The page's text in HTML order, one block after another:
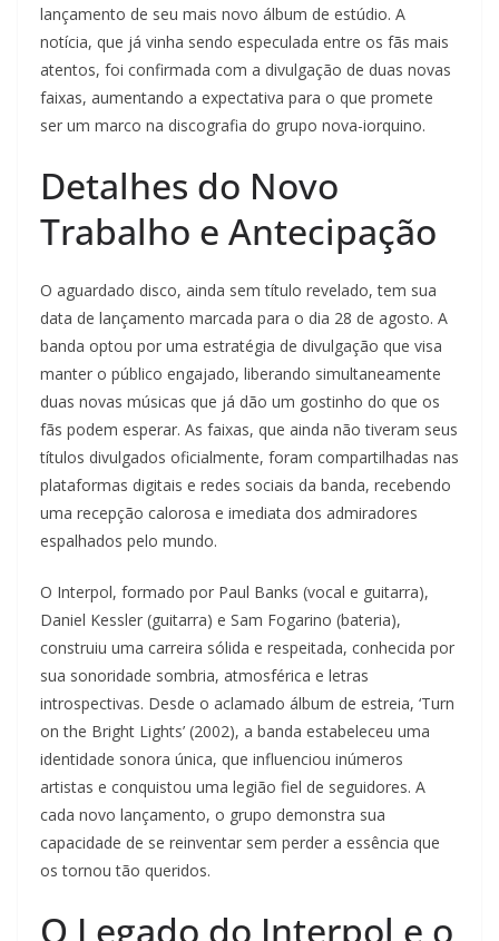
lançamento de seu mais novo álbum de estúdio. A
notícia, que já vinha sendo especulada entre os fãs mais
atentos, foi confirmada com a divulgação de duas novas
faixas, aumentando a expectativa para o que promete
ser um marco na discografia do grupo nova-iorquino.
Detalhes do Novo
Trabalho e Antecipação
O aguardado disco, ainda sem título revelado, tem sua
data de lançamento marcada para o dia 28 de agosto. A
banda optou por uma estratégia de divulgação que visa
manter o público engajado, liberando simultaneamente
duas novas músicas que já dão um gostinho do que os
fãs podem esperar. As faixas, que ainda não tiveram seus
títulos divulgados oficialmente, foram compartilhadas nas
plataformas digitais e redes sociais da banda, recebendo
uma recepção calorosa e imediata dos admiradores
espalhados pelo mundo.
O Interpol, formado por Paul Banks (vocal e guitarra),
Daniel Kessler (guitarra) e Sam Fogarino (bateria),
construiu uma carreira sólida e respeitada, conhecida por
sua sonoridade sombria, atmosférica e letras
introspectivas. Desde o aclamado álbum de estreia, ‘Turn
on the Bright Lights’ (2002), a banda estabeleceu uma
identidade sonora única, que influenciou inúmeros
artistas e conquistou uma legião fiel de seguidores. A
cada novo lançamento, o grupo demonstra sua
capacidade de se reinventar sem perder a essência que
os tornou tão queridos.
O Legado do Interpol e o